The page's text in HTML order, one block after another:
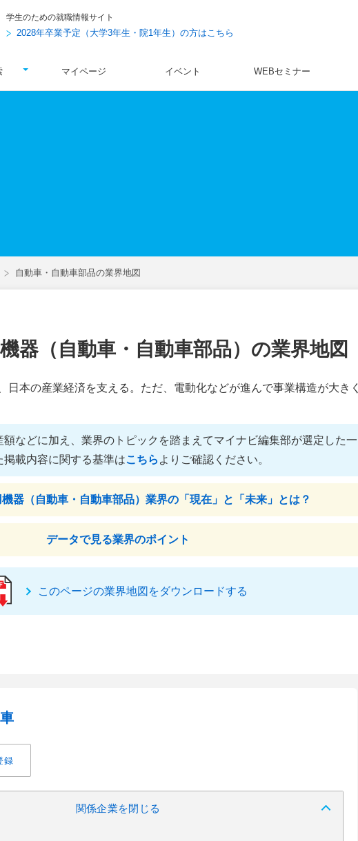
学生のための就職情報サイト
2028年卒業予定（大学3年生・院1年生）の方はこちら
マイページ イベント WEBセミナー
自動車・自動車部品の業界地図
器（自動車・自動車部品）の業界地図
日本の産業経済を支える。ただ、電動化などが進んで事業構造が大きく
などに加え、業界のトピックを踏まえてマイナビ編集部が選定した一
載内容に関する基準はこちら よりご確認ください。
器（自動車・自動車部品）業界の「現在」と「未来」とは？
データで見る業界のポイント
このページの業界地図をダウンロードする
録
関係企業を閉じる